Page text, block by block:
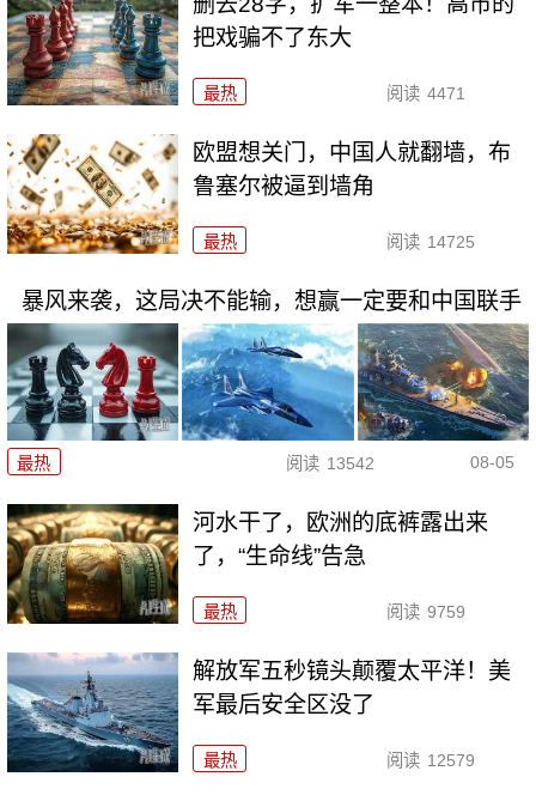
把戏骗不了东大
最热 阅读 4471
欧盟想关门，中国人就翻墙，布
鲁塞尔被逼到墙角
最热 阅读 14725
暴风来袭，这局决不能输，想赢一定要和中国联手
最热 阅读 13542 08-05
河水干了，欧洲的底裤露出来
了，“生命线”告急
最热 阅读 9759
解放军五秒镜头颠覆太平洋！美
军最后安全区没了
最热 阅读 12579